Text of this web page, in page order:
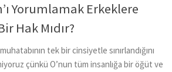
Yorumlamak Erkeklere
Hak Mıdır?
muhatabının tek bir cinsiyetle sınırlandığını
çünkü O’nun tüm insanlığa bir öğüt ve